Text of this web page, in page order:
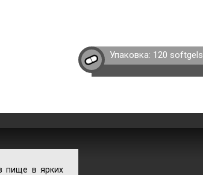
Упаковка: 120 softgels
пище в ярких